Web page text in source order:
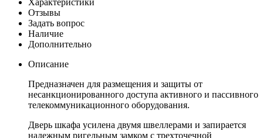
Отзывы
Задать вопрос
Наличие
Дополнительно
Описание
Предназначен для размещения и защиты от
несанкционированного доступа активного и пассивного
телекоммуникационного оборудования.
Дверь шкафа усилена двумя швеллерами и запирается
надежным ригельным замком с трехточечной